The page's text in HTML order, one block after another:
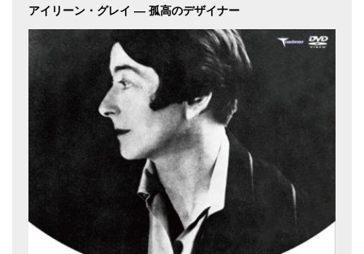
アイリーン・グレイ — 孤高のデザイナー